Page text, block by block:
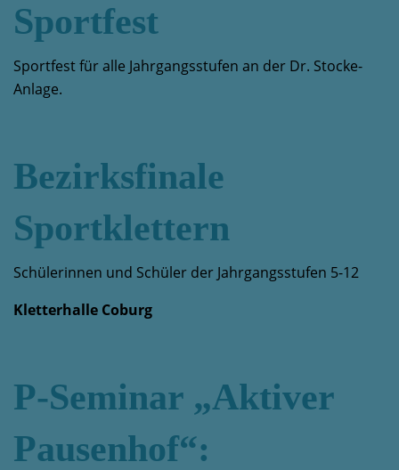
Sportfest
Sportfest für alle Jahrgangsstufen an der Dr. Stocke-
Anlage.
Bezirksfinale
Sportklettern
Schülerinnen und Schüler der Jahrgangsstufen 5-12
Kletterhalle Coburg
P-Seminar „Aktiver
Pausenhof“: